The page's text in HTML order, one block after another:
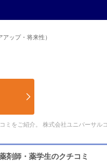
ップ・将来性）
ミをご紹介。 株式会社ユニバーサル
剤師・薬学生のクチコミ